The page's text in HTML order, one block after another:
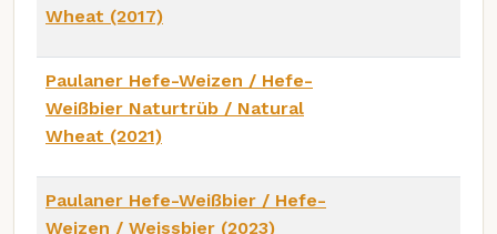
Wheat (2017)
Paulaner Hefe-Weizen / Hefe-
Weißbier Naturtrüb / Natural
Wheat (2021)
Paulaner Hefe-Weißbier / Hefe-
Weizen / Weissbier (2023)